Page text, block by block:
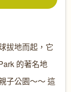
人物專題
子好去處
習成長路
聯絡
友情連接
拔地而起，它
的著名地
子公園～～ 這